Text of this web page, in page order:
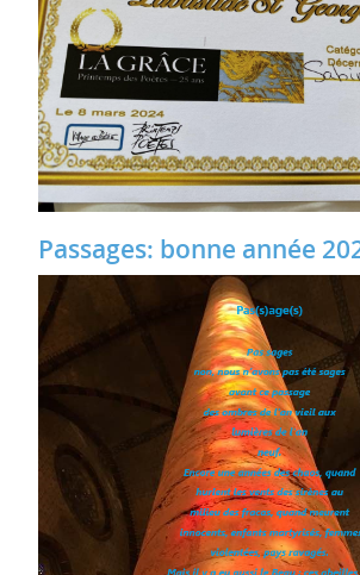
Passages: bonne année